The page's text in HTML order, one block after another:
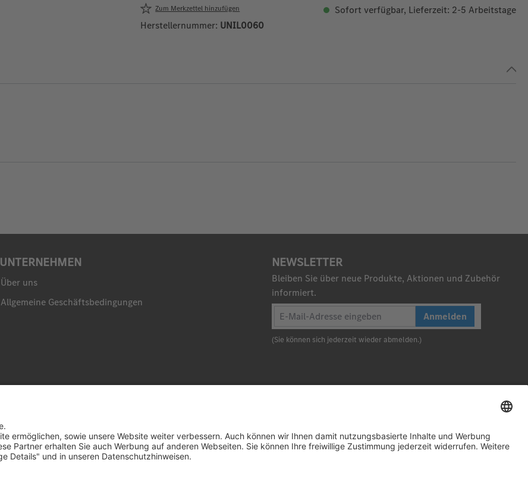
Zum Merkzettel hinzufügen
Sofort verfügbar, Lieferzeit: 2-5 Arbeitstage
Herstellernummer: UNIL0060
UNTERNEHMEN
Über uns
Allgemeine Geschäftsbedingungen
NEWSLETTER
Bleiben Sie über neue Produkte, Aktionen und Zubehör
informiert.
Anmelden
(Sie können sich jederzeit wieder abmelden.)